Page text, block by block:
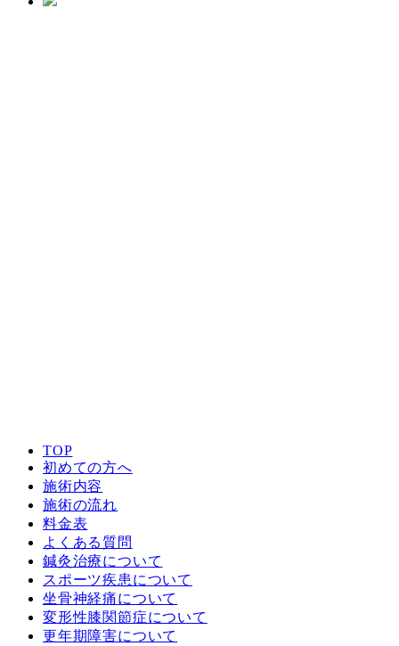
TOP
初めての方へ
施術内容
施術の流れ
料金表
よくある質問
鍼灸治療について
スポーツ疾患について
坐骨神経痛について
変形性膝関節症について
更年期障害について